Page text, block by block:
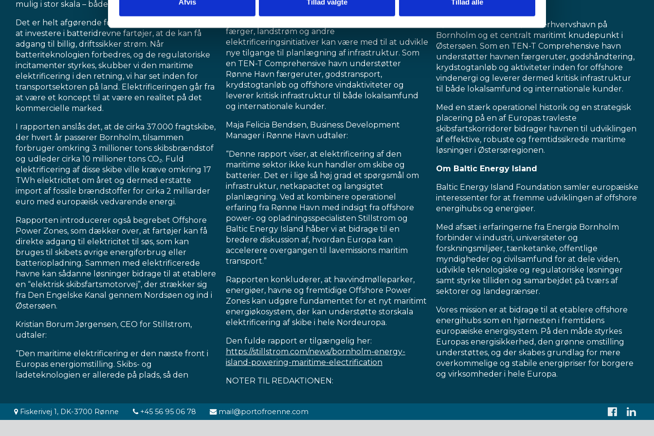
Afvis Tillad valgte Tillad alle
mulig i stor skala – både i havne og til søs.
Det er helt afgørende for, om skibsejere vil overveje
at investere i batteridrevne fartøjer, at de kan få
adgang til billig, driftssikker strøm. Når
batteriteknologien forbedres, og de regulatoriske
incitamenter styrkes, skubber vi den maritime
elektrificering i den retning, vi har set inden for
transportsektoren på land. Elektrificeringen går fra
at være et koncept til at være en realitet på det
kommercielle marked.
I rapporten anslås det, at de cirka 37.000 fragtskibe,
der hvert år passerer Bornholm, tilsammen
forbruger omkring 3 millioner tons skibsbrændstof
og udleder cirka 10 millioner tons CO₂. Fuld
elektrificering af disse skibe ville kræve omkring 17
TWh elektricitet om året og dermed erstatte
import af fossile brændstoffer for cirka 2 milliarder
euro med europæisk vedvarende energi.
Rapporten introducerer også begrebet Offshore
Power Zones, som dækker over, at fartøjer kan få
direkte adgang til elektricitet til søs, som kan
bruges til skibets øvrige energiforbrug eller
batteriopladning. Sammen med elektrificerede
havne kan sådanne løsninger bidrage til at etablere
en “elektrisk skibsfartsmotorvej”, der strækker sig
fra Den Engelske Kanal gennem Nordsøen og ind i
Østersøen.
Kristian Borum Jørgensen, CEO for Stillstrom,
udtaler:
“Den maritime elektrificering er den næste front i
Europas energiomstilling. Skibs- og
ladeteknologien er allerede på plads, så den
færger, landstrøm og andre
elektrificeringsinitiativer kan være med til at udvikle
nye tilgange til planlægning af infrastruktur. Som
en TEN-T Comprehensive havn understøtter
Rønne Havn færgeruter, godstransport,
krydstogtanløb og offshore vindaktiviteter og
leverer kritisk infrastruktur til både lokalsamfund
og internationale kunder.
Maja Felicia Bendsen, Business Development
Manager i Rønne Havn udtaler:
“Denne rapport viser, at elektrificering af den
maritime sektor ikke kun handler om skibe og
batterier. Det er i lige så høj grad et spørgsmål om
infrastruktur, netkapacitet og langsigtet
planlægning. Ved at kombinere operationel
erfaring fra Rønne Havn med indsigt fra offshore
power- og opladningsspecialisten Stillstrom og
Baltic Energy Island håber vi at bidrage til en
bredere diskussion af, hvordan Europa kan
accelerere overgangen til lavemissions maritim
transport.”
Rapporten konkluderer, at havvindmølleparker,
energiøer, havne og fremtidige Offshore Power
Zones kan udgøre fundamentet for et nyt maritimt
energiøkosystem, der kan understøtte storskala
elektrificering af skibe i hele Nordeuropa.
Den fulde rapport er tilgængelig her:
https://stillstrom.com/news/bornholm-energy-
island-powering-maritime-electrification
NOTER TIL REDAKTIONEN:
Om Rønne Havn
Rønne havn er den største erhvervshavn på
Bornholm og et centralt maritimt knudepunkt i
Østersøen. Som en TEN-T Comprehensive havn
understøtter havnen færgeruter, godshåndtering,
krydstogtanløb og aktiviteter inden for offshore
vindenergi og leverer dermed kritisk infrastruktur
til både lokalsamfund og internationale kunder.
Med en stærk operationel historik og en strategisk
placering på en af Europas travleste
skibsfartskorridorer bidrager havnen til udviklingen
af effektive, robuste og fremtidssikrede maritime
løsninger i Østersøregionen.
Om Baltic Energy Island
Baltic Energy Island Foundation samler europæiske
interessenter for at fremme udviklingen af offshore
energihubs og energiøer.
Med afsæt i erfaringerne fra Energiø Bornholm
forbinder vi industri, universiteter og
forskningsmiljøer, tænketanke, offentlige
myndigheder og civilsamfund for at dele viden,
udvikle teknologiske og regulatoriske løsninger
samt styrke tilliden og samarbejdet på tværs af
sektorer og landegrænser.
Vores mission er at bidrage til at etablere offshore
energihubs som en hjørnesten i fremtidens
europæiske energisystem. På den måde styrkes
Europas energisikkerhed, den grønne omstilling
understøttes, og der skabes grundlag for mere
overkommelige og stabile energipriser for borgere
og virksomheder i hele Europa.
Adresse:
Fiskerivej 1, DK-3700 Rønne Telefon:
+45 56 95 06 78
E-
mail:
mail@portofroenne.com